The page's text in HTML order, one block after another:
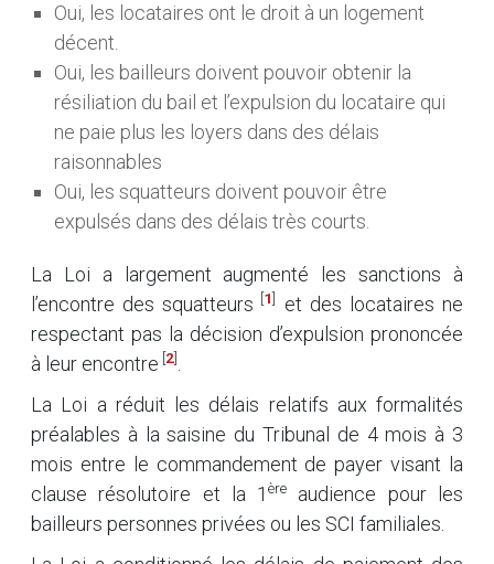
Oui, les locataires ont le droit à un logement
décent.
Oui, les bailleurs doivent pouvoir obtenir la
résiliation du bail et l’expulsion du locataire qui
ne paie plus les loyers dans des délais
raisonnables
Oui, les squatteurs doivent pouvoir être
expulsés dans des délais très courts.
La Loi a largement augmenté les sanctions à
l’encontre des squatteurs [1]
et des locataires ne
respectant pas la décision d’expulsion prononcée
à leur encontre [2]
La Loi a réduit les délais relatifs aux formalités
préalables à la saisine du Tribunal de 4 mois à 3
mois entre le commandement de payer visant la
clause résolutoire et la 1ère
audience pour les
bailleurs personnes privées ou les SCI familiales.